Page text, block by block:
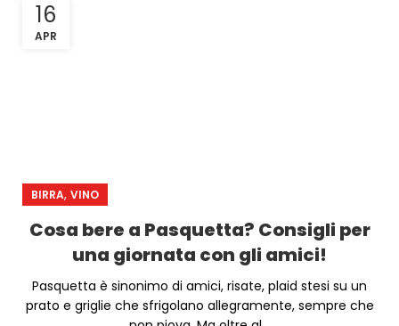
16
APR
BIRRA, VINO
Cosa bere a Pasquetta? Consigli per
una giornata con gli amici!
Pasquetta è sinonimo di amici, risate, plaid stesi su un
prato e griglie che sfrigolano allegramente, sempre che